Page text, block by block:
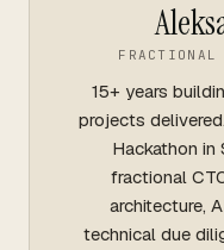
15+ years
projects
Hackathon in
fractional
architecture,
technical due